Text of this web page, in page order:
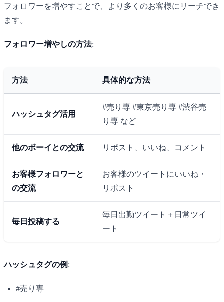
フォロワーを増やすことで、より多くのお客様にリーチでき
ます。
フォロワー増やしの方法:
方法 具体的な方法
ハッシュタグ活用
#売り専 #東京売り専 #渋谷売
り専 など
他のボーイとの交流 リポスト、いいね、コメント
お客様フォロワーと
の交流
お客様のツイートにいいね・
リポスト
毎日投稿する
毎日出勤ツイート＋日常ツイ
ート
ハッシュタグの例 :
#売り専